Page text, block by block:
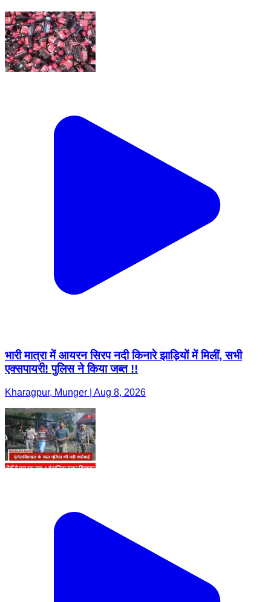
भारी मात्रा में आयरन सिरप नदी किनारे झाड़ियों में मिलीं, सभी
एक्सपायरी! पुलिस ने किया जब्त !!
Kharagpur, Munger | Aug 8, 2026